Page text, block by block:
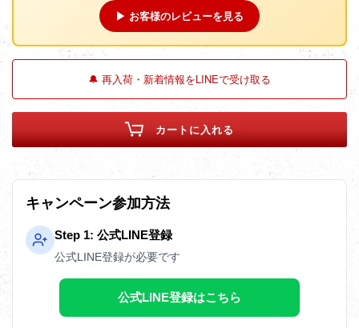
▶ お客様のレビューを見る
🔔 再入荷・新着情報をLINEで受け取る
カートに入れる
キャンペーン参加方法
Step 1: 公式LINE登録
公式LINE登録が必要です
公式LINE登録はこちら